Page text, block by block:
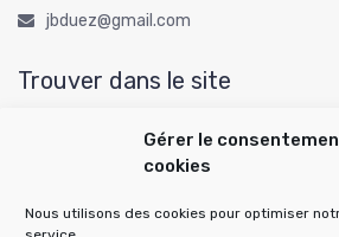
Gérer le
cookies
Nous utilisons des cookies pour optimiser
jbduez@gmail.com
Trouver dans le site